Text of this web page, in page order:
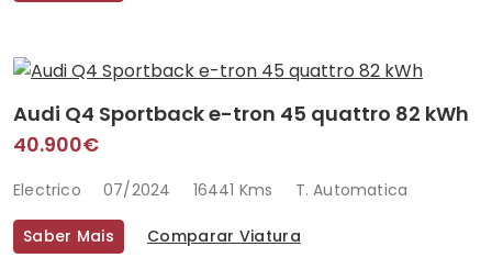
Audi Q4 Sportback e-tron 45 quattro 82 kWh
40.900€
Electrico 07/2024 16441 Kms T. Automatica
Saber Mais Comparar Viatura